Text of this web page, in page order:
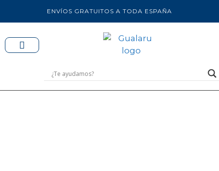
ENVÍOS GRATUITOS A TODA ESPAÑA